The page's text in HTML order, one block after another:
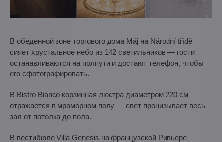
В обеденной зоне торгового дома Máj на Národní třídě
сияет хрустальное небо из 142 светильников — гости
останавливаются на полпути и достают телефон, чтобы
его сфотографировать.
В Bistro Bianco корзинная люстра диаметром 220 см
отражается в мраморном полу — свет пронизывает весь
зал от потолка до пола.
В вестибюле Villa Genesis на французской Ривьере